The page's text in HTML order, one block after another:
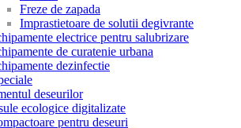
Freze de zapada
Imprastietoare de solutii degivrante
electrice pentru salubrizare
de curatenie urbana
dezinfectie
deseurilor
ecologice digitalizate
pentru deseuri